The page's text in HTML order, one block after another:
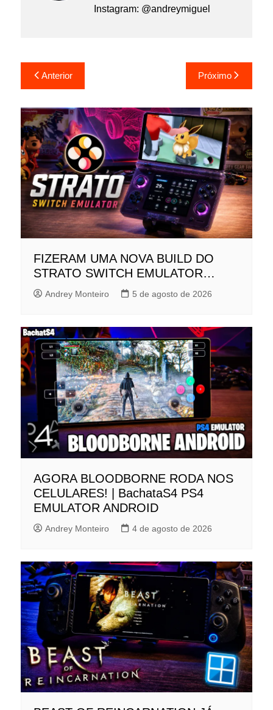
Instagram: @andreymiguel
Navegação
de
Post
Anterior Próximo
FIZERAM UMA NOVA BUILD DO
STRATO SWITCH EMULATOR…
Andrey Monteiro 5 de agosto de 2026
AGORA BLOODBORNE RODA NOS
CELULARES! | BachataS4 PS4
EMULATOR ANDROID
Andrey Monteiro 4 de agosto de 2026